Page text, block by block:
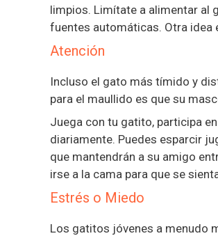
limpios. Limítate a alimentar al
fuentes automáticas. Otra idea
Atención
Incluso el gato más tímido y
para el maullido es que su
Juega con tu gatito, participa
diariamente. Puedes esparcir
que mantendrán a su amigo
irse a la cama para que se
Estrés o Miedo
Los gatitos jóvenes a menudo